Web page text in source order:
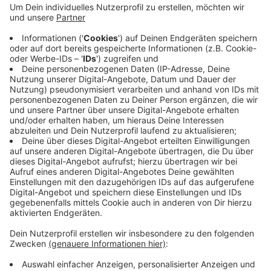
reagieren kann. Das sei dann Grundlage der
morgigen Gespräche, sagte uns Slawig. Denkbar
sind weitere Kontaktbeschränkungen aber auch
Änderungen an Schulen und Kitas. Was genau das
Land vorschlagen wird, weiß er aber noch nicht.
Slawig schwebt vor, den Schulen selbst zu
überlassen, welche Maßnahmen sie für geeignet
halten, um die Ansteckungsgefahr zu mindern.
Veröffentlicht:Dienstag, 08.12.2020 14:48
Anzeige